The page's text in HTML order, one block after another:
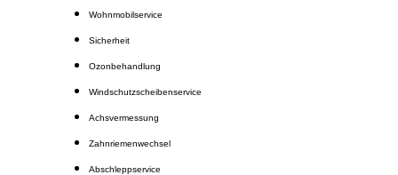
Wohnmobilservice
Sicherheit
Ozonbehandlung
Windschutzscheibenservice
Achsvermessung
Zahnriemenwechsel
Abschleppservice